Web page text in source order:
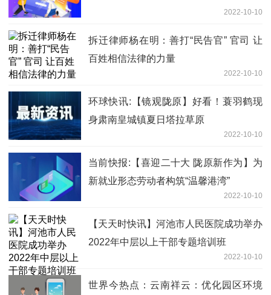
2022-10-10
拆迁律师杨在明：善打“民告官” 官司 让
百姓相信法律的力量
2022-10-10
环球快讯:【镜观陇原】好看！蓑羽鹤现
身肃南皇城镇夏日塔拉草原
2022-10-10
当前快报:【喜迎二十大 陇原新作为】为
新就业形态劳动者构筑“温馨港湾”
2022-10-10
【天天时快讯】河池市人民医院成功举办
2022年中层以上干部专题培训班
2022-10-10
世界今热点：云南祥云：优化园区环境